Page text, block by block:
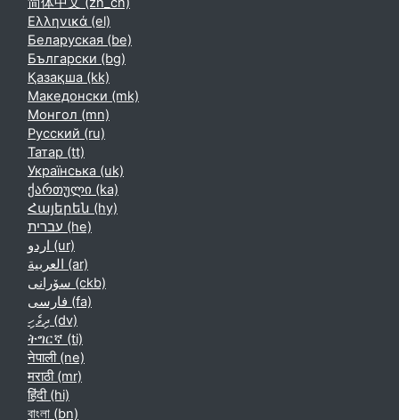
Ελληνικά ‎(el)‎
Беларуская ‎(be)‎
Български ‎(bg)‎
Қазақша ‎(kk)‎
Македонски ‎(mk)‎
Монгол ‎(mn)‎
Русский ‎(ru)‎
Татар ‎(tt)‎
Українська ‎(uk)‎
ქართული ‎(ka)‎
Հայերեն ‎(hy)‎
עברית ‎(he)‎
اردو ‎(ur)‎
العربية ‎(ar)‎
سۆرانی ‎(ckb)‎
فارسی ‎(fa)‎
ދިވެހި ‎(dv)‎
ትግርኛ ‎(ti)‎
नेपाली ‎(ne)‎
मराठी ‎(mr)‎
हिंदी ‎(hi)‎
বাংলা ‎(bn)‎